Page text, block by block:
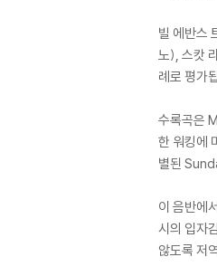
빌 에반스
노), 스캇
례로 평가
수록곡은
한 워킹에
별된
이 음반에
시의 입자
않도록 저